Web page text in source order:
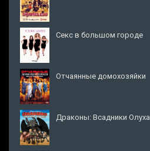
Секс в большом городе
Отчаянные домохозяйки
Драконы: Всадники Олуха